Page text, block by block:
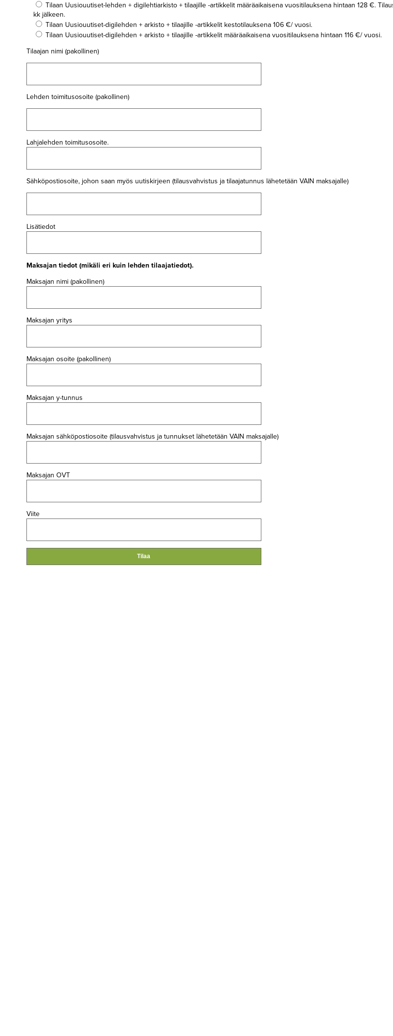
Tilaan Uusiouutiset-lehden + digilehtiarkisto + tilaajille -artikkelit määräaikaisena vuositilauksena hintaan 128 €.
kk jälkeen.
Tilaan Uusiouutiset-digilehden + arkisto + tilaajille -artikkelit kestotilauksena 106 €/ vuosi.
Tilaan Uusiouutiset-digilehden + arkisto + tilaajille -artikkelit määräaikaisena vuositilauksena hintaan 116 €/ vuosi.
Tilaajan nimi (pakollinen)
Lehden toimitusosoite (pakollinen)
Lahjalehden toimitusosoite.
Sähköpostiosoite, johon saan myös uutiskirjeen (tilausvahvistus ja tilaajatunnus lähetetään VAIN maksajalle)
Lisätiedot
Maksajan tiedot (mikäli eri kuin lehden tilaajatiedot).
Maksajan nimi (pakollinen)
Maksajan yritys
Maksajan osoite (pakollinen)
Maksajan y-tunnus
Maksajan sähköpostiosoite (tilausvahvistus ja tunnukset lähetetään VAIN maksajalle)
Maksajan OVT
Viite